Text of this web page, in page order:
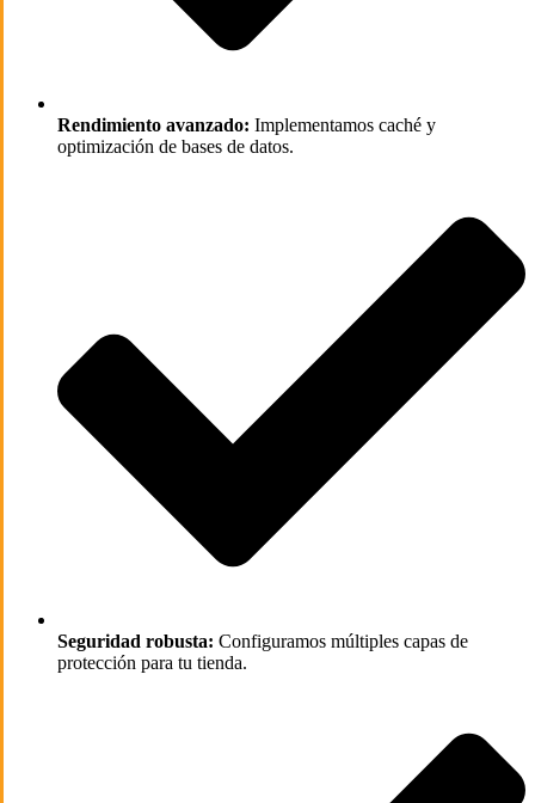
Rendimiento avanzado: Implementamos caché y
optimización de bases de datos.
Seguridad robusta: Configuramos múltiples capas de
protección para tu tienda.